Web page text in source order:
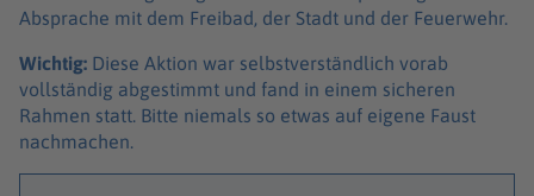
Absprache mit dem Freibad, der Stadt und der Feuerwehr.
Wichtig: Diese Aktion war selbstverständlich vorab
vollständig abgestimmt und fand in einem sicheren
Rahmen statt. Bitte niemals so etwas auf eigene Faust
nachmachen.